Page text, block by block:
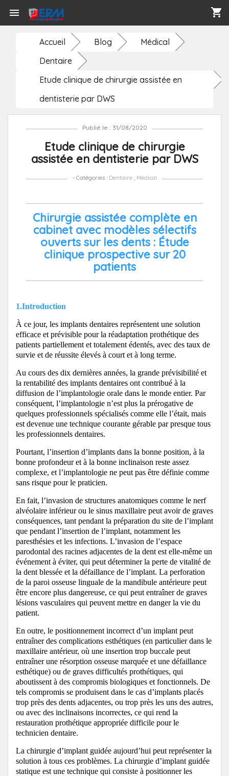
 shopping_cart
Accueil Blog
Médical
Dentaire
Etude clinique de chirurgie assistée en
dentisterie par DWS
Publié le : 31/08/2020
Etude clinique de chirurgie
assistée en dentisterie par DWS
- Catégories : Dentaire, Médical
Chirurgie assistée complète en
cabinet avec modèles sélectifs
ouverts sur les dents : Étude
clinique prospective sur 20
patients
1.Introduction
À ce jour, les implants dentaires représentent une solution
efficace et prévisible pour la réadaptation prothétique des
patients partiellement et totalement édentés, avec des taux de
survie et de réussite élevés à court et à long terme.
Au cours des dix dernières années, la grande prévisibilité et
la rentabilité des implants dentaires ont contribué à la
diffusion de l’implantologie orale dans le monde entier. Par
conséquent, l’implantologie n’est plus la prérogative de
quelques professionnels spécialisés comme elle l’était, mais
est devenue une technique courante gérable par presque tous
les professionnels dentaires.
Pourtant, l’insertion d’implants dans la bonne position, à la
bonne profondeur et à la bonne inclinaison reste assez
complexe, et l’implantologie ne peut pas être définie comme
sans risque pour le praticien.
En fait, l’invasion de structures anatomiques comme le nerf
alvéolaire inférieur ou le sinus maxillaire peut avoir de graves
conséquences, tant pendant la préparation du site de l’implant
que pendant l’insertion de l’implant, notamment les
paresthésies et les infections. L’invasion de l’espace
parodontal des racines adjacentes de la dent est elle-même un
événement à éviter, qui peut déterminer la perte de vitalité de
la dent blessée et la défaillance de l’implant. La perforation
de la paroi osseuse linguale de la mandibule antérieure peut
être encore plus dangereuse, ce qui peut entraîner de graves
lésions vasculaires qui peuvent mettre en danger la vie du
patient.
En outre, le positionnement incorrect d’un implant peut
entraîner des complications esthétiques (en particulier dans le
maxillaire antérieur, où une insertion trop buccale peut
entraîner une résorption osseuse marquée et une défaillance
esthétique) ou de graves difficultés prothétiques, qui
aboutissent à des compromis biologiques et fonctionnels. De
tels compromis se produisent dans le cas d’implants placés
trop près des dents adjacentes, ou trop près les uns des autres,
ou avec des inclinaisons incorrectes, ce qui rend la
restauration prothétique appropriée difficile pour le
technicien dentaire.
La chirurgie d’implant guidée aujourd’hui peut représenter la
solution à tous ces problèmes. La chirurgie d’implant guidée
statique est une technique qui consiste à positionner les